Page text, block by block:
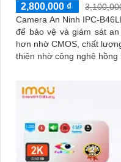
2,800,000 ₫
Camera An Ninh IPC-
để bảo vệ và giám sát an ninh. Với hình tươi và
hơn nhờ CMOS, chất
thiện nhờ công nghệ hồng